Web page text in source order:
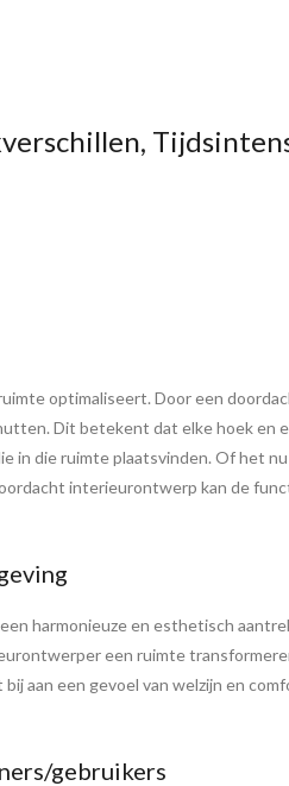
optimaliseert. Door een
Dit betekent dat elke hoek en
die ruimte plaatsvinden. Of het
interieurontwerp kan de
harmonieuze en esthetisch
een ruimte
aan een gevoel van welzijn en
gebruikers